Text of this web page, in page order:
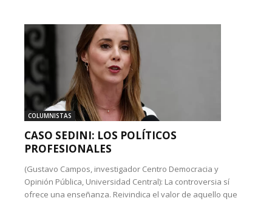
COLUMNISTAS
CASO SEDINI: LOS POLÍTICOS
PROFESIONALES
(Gustavo Campos, investigador Centro Democracia y
Opinión Pública, Universidad Central): La controversia sí
ofrece una enseñanza. Reivindica el valor de aquello que